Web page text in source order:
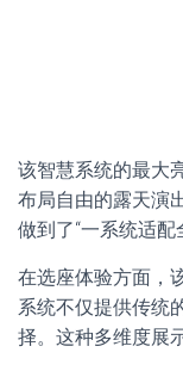
该智慧系统的最大
布局自由的露天演
做到了“一系统适配
在选座体验方面，
系统不仅提供传统
择。这种多维度展